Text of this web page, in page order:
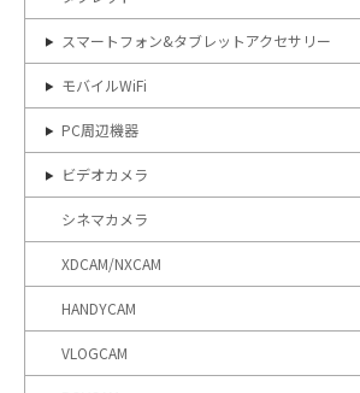
スマートフォン&タブレットアクセサリー
モバイルWiFi
PC周辺機器
ビデオカメラ
シネマカメラ
XDCAM/NXCAM
HANDYCAM
VLOGCAM